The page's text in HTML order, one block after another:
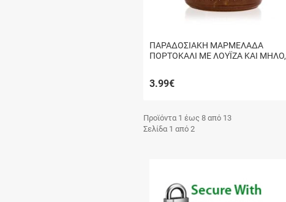
ΠΑΡΑΔΟΣΙΑΚΗ ΜΑΡΜΕΛΑΔΑ
ΠΟΡΤΟΚΑΛΙ ΜΕ ΛΟΥΪΖΑ ΚΑΙ ΜΗΛΟ,
3.99€
Προϊόντα 1 έως 8 από 13
Σελίδα 1 από 2